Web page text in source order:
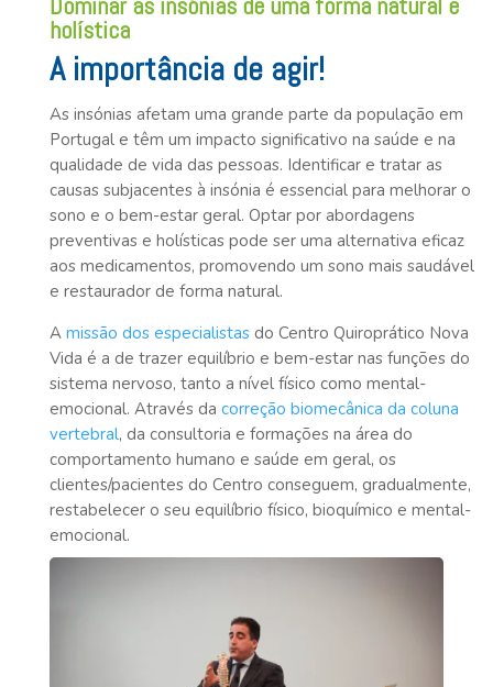
holística
A importância de agir!
As insónias afetam uma grande parte da população em
Portugal e têm um impacto significativo na saúde e na
qualidade de vida das pessoas. Identificar e tratar as
causas subjacentes à insónia é essencial para melhorar o
sono e o bem-estar geral. Optar por abordagens
preventivas e holísticas pode ser uma alternativa eficaz
aos medicamentos, promovendo um sono mais saudável
e restaurador de forma natural.
A missão dos especialistasdo Centro Quiroprático Nova
Vida é a de trazer equilíbrio e bem-estar nas funções do
sistema nervoso, tanto a nível físico como mental-
emocional. Através da correção biomecânica da coluna
vertebral, da consultoria e formações na área do
comportamento humano e saúde em geral, os
clientes/pacientes do Centro conseguem, gradualmente,
restabelecer o seu equilíbrio físico, bioquímico e mental-
emocional.